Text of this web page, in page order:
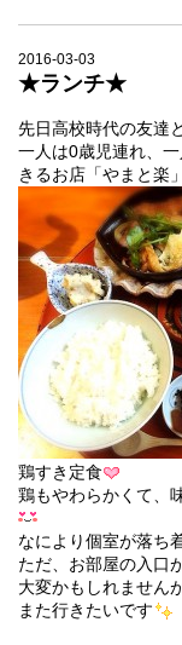
2016-03-03
★ランチ★
先日高校時代の友達
一人は0歳児連れ、
きるお店「やまと楽
鶏すき定食
鶏もやわらかくて、
なにより個室が落ち
ただ、お部屋の入口
大変かもしれません
また行きたいです